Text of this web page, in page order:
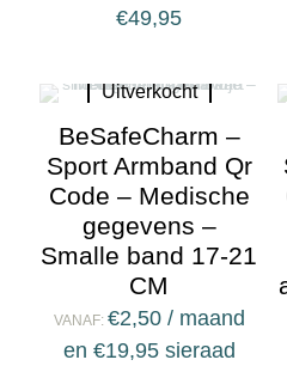
€49,95
Uitverkocht
BeSafeCharm –
Sport Armband Qr
Code – Medische
gegevens –
Smalle band 17-21
CM
VANAF: €2,50 / maand
en €19,95sieraad